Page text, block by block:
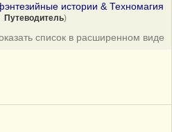
истории & Техномагия
Путеводитель)
список в расширенном виде